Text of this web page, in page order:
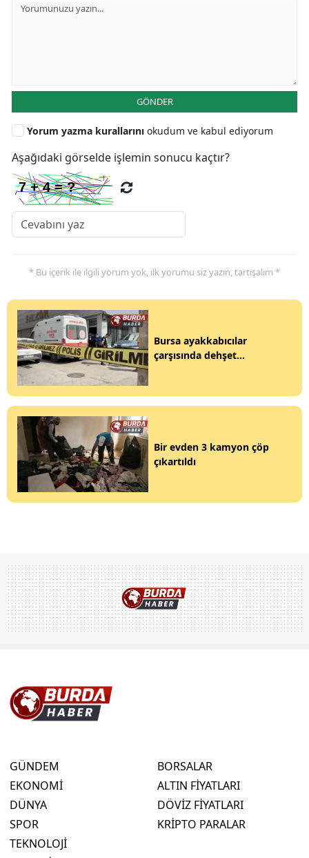
GÖNDER
Yorum yazma kurallarını okudum ve kabul ediyorum
Aşağıdaki görselde işlemin sonucu kaçtır?
* Bu içerik ile ilgili yorum yok, ilk yorumu siz yazın, tartışalım *
Bursa ayakkabıcılar
çarşısında dehşet...
Bir evden 3 kamyon çöp
çıkartıldı
GÜNDEM
EKONOMİ
DÜNYA
SPOR
TEKNOLOJİ
BORSALAR
ALTIN FİYATLARI
DÖVİZ FİYATLARI
KRİPTO PARALAR